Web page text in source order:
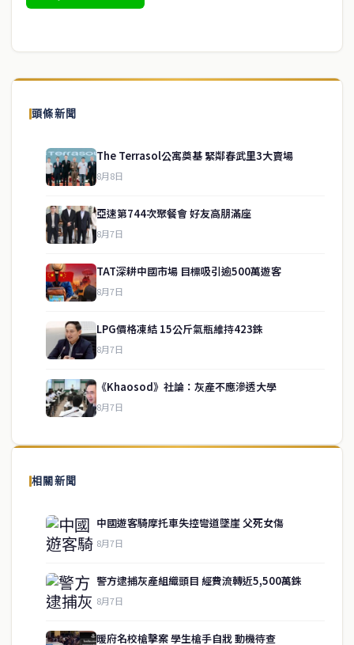
頭條新聞
The Terrasol公寓奠基 緊鄰春武里3大賣場
8月8日
亞速第744次聚餐會 好友高朋滿座
8月7日
TAT深耕中國市場 目標吸引逾500萬遊客
8月7日
LPG價格凍結 15公斤氣瓶維持423銖
8月7日
《Khaosod》社論：灰產不應滲透大學
8月7日
相關新聞
中國遊客騎摩托車失控彎道墜崖 父死女傷
8月7日
警方逮捕灰產組織頭目 經費流轉近5,500萬銖
8月7日
暖府名校槍擊案 學生槍手自戕 動機待查
關於我們
泰國中文新聞（TCN）是一家總部設於曼谷的中文新聞媒體，致力於
供即時、客觀、多元的中文新聞內容。
房地產
service@thaichinesenews.com